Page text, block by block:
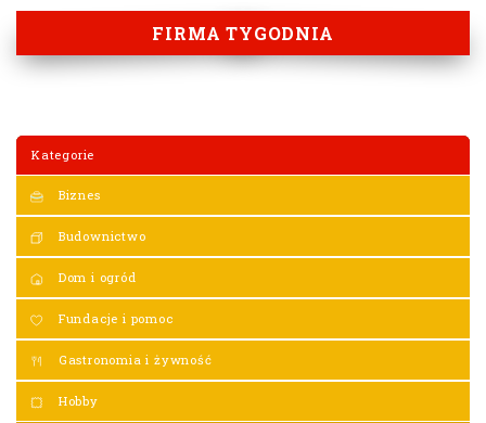
FIRMA TYGODNIA
Kategorie
Biznes
Budownictwo
Dom i ogród
Fundacje i pomoc
Gastronomia i żywność
Hobby